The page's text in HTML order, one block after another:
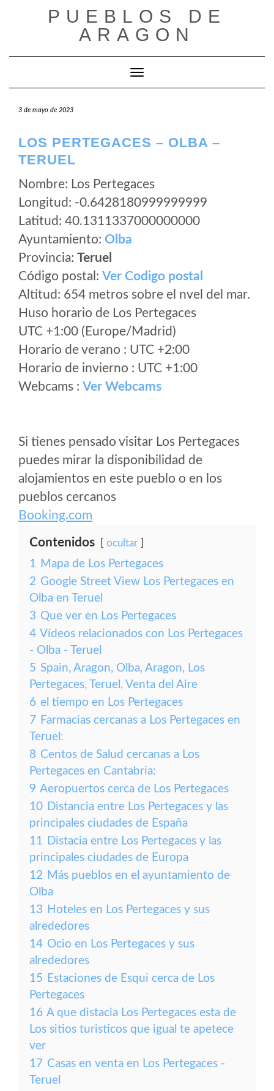
PUEBLOS DE
ARAGON
Cambiar modo de navegación
3 de mayo de 2023
LOS PERTEGACES – OLBA –
TERUEL
Nombre: Los Pertegaces
Longitud: -0.6428180999999999
Latitud: 40.1311337000000000
Ayuntamiento: Olba
Provincia: Teruel
Código postal: Ver Codigo postal
Altitud: 654 metros sobre el nvel del mar.
Huso horario de Los Pertegaces
UTC +1:00 (Europe/Madrid)
Horario de verano : UTC +2:00
Horario de invierno : UTC +1:00
Webcams : Ver Webcams
Si tienes pensado visitar Los Pertegaces
puedes mirar la disponibilidad de
alojamientos en este pueblo o en los
pueblos cercanos
Booking.com
Contenidos ocultar
1 Mapa de Los Pertegaces
2 Google Street View Los Pertegaces en
Olba en Teruel
3 Que ver en Los Pertegaces
4 Vídeos relacionados con Los Pertegaces
- Olba - Teruel
5 Spain, Aragon, Olba, Aragon, Los
Pertegaces, Teruel, Venta del Aire
6 el tiempo en Los Pertegaces
7 Farmacias cercanas a Los Pertegaces en
Teruel:
8 Centos de Salud cercanas a Los
Pertegaces en Cantabria:
9 Aeropuertos cerca de Los Pertegaces
10 Distancia entre Los Pertegaces y las
principales ciudades de España
11 Distacia entre Los Pertegaces y las
principales ciudades de Europa
12 Más pueblos en el ayuntamiento de
Olba
13 Hoteles en Los Pertegaces y sus
alrededores
14 Ocio en Los Pertegaces y sus
alrededores
15 Estaciones de Esqui cerca de Los
Pertegaces
16 A que distacia Los Pertegaces esta de
Los sitios turisticos que igual te apetece
ver
17 Casas en venta en Los Pertegaces -
Teruel